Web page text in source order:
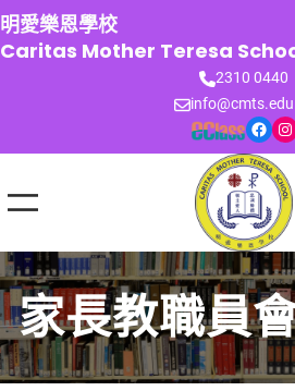
跳
至
主
明愛樂恩學校
Caritas Mother Teresa
2310 0440
Facebook Instagram
家長教職員